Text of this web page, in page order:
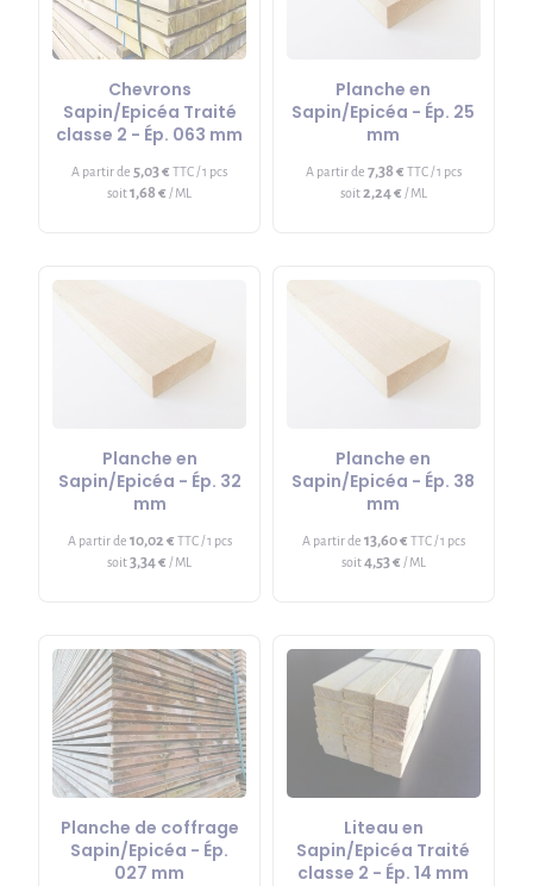
Chevrons
Sapin/Epicéa Traité
classe 2 - Ép. 063 mm
A partir de 5,03 € TTC / 1 pcs
soit1,68 € / ML
Planche en
Sapin/Epicéa - Ép. 25
mm
A partir de 7,38 € TTC / 1 pcs
soit2,24 € / ML
Planche en
Sapin/Epicéa - Ép. 32
mm
A partir de 10,02 € TTC / 1 pcs
soit3,34 € / ML
Planche en
Sapin/Epicéa - Ép. 38
mm
A partir de 13,60 € TTC / 1 pcs
soit4,53 € / ML
Planche de coffrage
Sapin/Epicéa - Ép.
027 mm
Liteau en
Sapin/Epicéa Traité
classe 2 - Ép. 14 mm